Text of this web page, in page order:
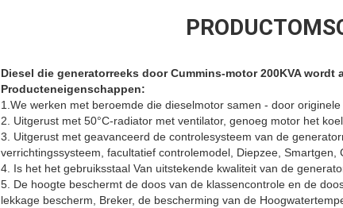
Diesel die generatorreeks door Cummins-motor 200KVA wordt
Producteneigenschappen:
1.We werken met beroemde die dieselmotor samen - door
2. Uitgerust met 50°C-radiator met ventilator, genoeg motor het
3. Uitgerust met geavanceerd de controlesysteem van de
verrichtingssysteem, facultatief controlemodel, Diepzee, Smartgen,
4. Is het het gebruiksstaal Van uitstekende kwaliteit van de
5. De hoogte beschermt de doos van de klassencontrole en de
lekkage bescherm, Breker, de bescherming van de